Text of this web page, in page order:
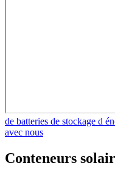
de batteries de stockage d
avec nous
Conteneurs